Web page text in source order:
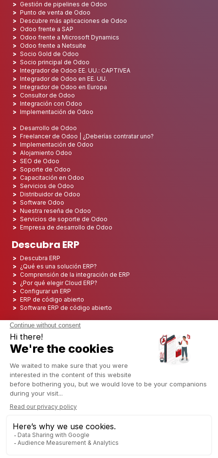
Gestión de pipelines de Odoo
Punto de venta de Odoo
Descubre más aplicaciones de Odoo
Odoo frente a SAP
Odoo frente a Microsoft Dynamics
Odoo frente a Netsuite
Socio Gold de Odoo
Socio principal de Odoo
Integrador de Odoo EE. UU.: CAPTIVEA
Integrador de Odoo en EE. UU.
Integrador de Odoo en Europa
Consultor de Odoo
Integración con Odoo
Implementación de Odoo
Desarrollo de Odoo
Freelancer de Odoo | ¿Deberías contratar uno?
Implementación de Odoo
Alojamiento Odoo
SEO de Odoo
Soporte de Odoo
Capacitación en Odoo
Servicios de Odoo
Distribuidor de Odoo
Software Odoo
Nuestra reseña de Odoo
Servicios de soporte de Odoo
Empresa de desarrollo de Odoo
Descubra ERP
Descubra ERP
¿Qué es una solución ERP?
Comprensión de la integración de ERP
¿Por qué elegir Cloud ERP?
Configurar un ERP
ERP de código abierto
Software ERP de código abierto
Los 5 mejores ERP de código abierto
Implementación de ERP
Integración ERP
Implementación de ERP
Proyecto ERP
Sistema ERP
Odoo ERP para el sector financiero
Odoo ERP para la industria de seguros
Odoo ERP para la industria de la impresión
Odoo ERP para la industria del cannabis/CBD
Odoo ERP para la industria manufacturera